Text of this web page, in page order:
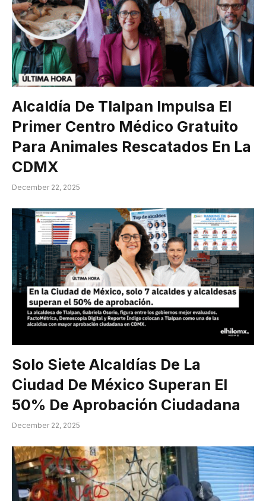
Alcaldía De Tlalpan Impulsa El
Primer Centro Médico Gratuito
Para Animales Rescatados En La
CDMX
December 22, 2025
Solo Siete Alcaldías De La
Ciudad De México Superan El
50% De Aprobación Ciudadana
December 22, 2025